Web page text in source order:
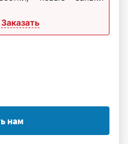
Заказать
нам